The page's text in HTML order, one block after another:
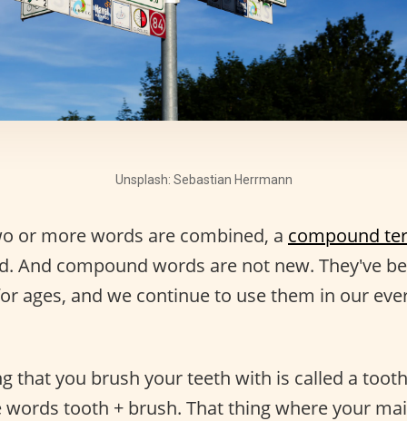
Unsplash: Sebastian Herrmann
or more words are combined, a compound
And compound words are not new. They've
ages, and we continue to use them in our
that you brush your teeth with is called a
tooth + brush. That thing where your